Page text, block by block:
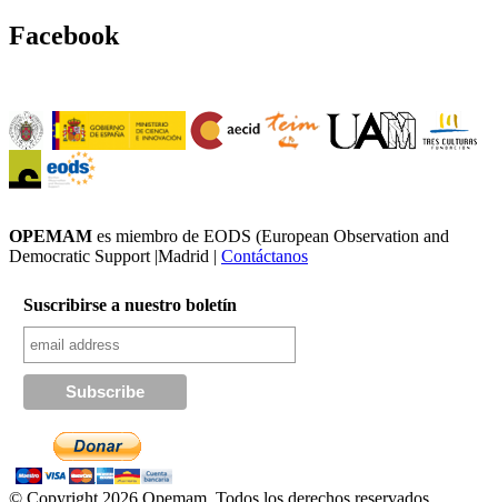
Facebook
OPEMAM es miembro de EODS (European Observation and
Democratic Support |Madrid | Contáctanos
Suscribirse a nuestro boletín
© Copyright 2026 Opemam. Todos los derechos reservados.